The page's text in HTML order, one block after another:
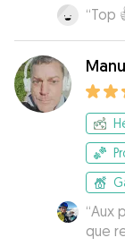
“Top
“Aux
que